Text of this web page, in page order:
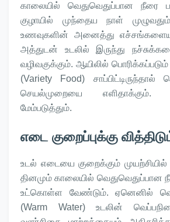
காலையில் வெதுவெதுப்பான நீரை
குழாயில் முந்தைய நாள்
உணவுகளின் அனைத்து
அத்துடன் உடலில் இருந்து
வழிவகுக்கும். ஆயிலில்
(Variety Food) சாப்பிட்டிருந்தால்
செயல்முறையை எளிதாக்கும்.
மேம்படுத்தும்.
எடை குறைப்புக்கு
உடல் எடையை குறைக்கும் முயற்சியில்
தினமும் காலையில் வெதுவெதுப்பான
உட்கொள்ள வேண்டும். ஏனெனில்
(Warm Water) உடலின்